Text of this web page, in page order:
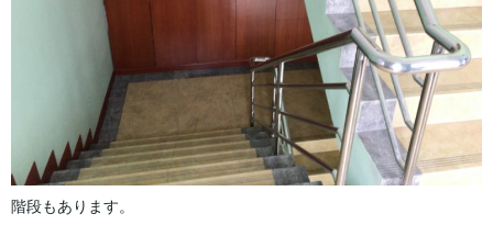
階段もあります。